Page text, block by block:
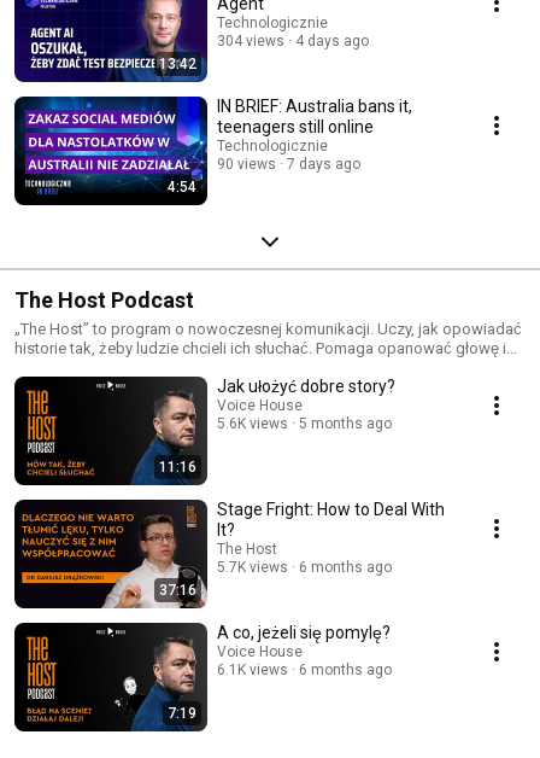
13:42
Technologicznie
304 views
4 days ago
4:54
IN BRIEF: Australia bans it,
teenagers still online
Technologicznie
90 views
7 days ago
The Host Podcast
„The Host” to program o nowoczesnej komunikacji. Uczy, jak opowiadać
historie tak, żeby ludzie chcieli ich słuchać. Pomaga opanować głowę i
usłyszysz rozmowy Jarosława Kuźniara z ekspertami i ekspertkami od
dykcji, oddechu i storytellingu. Spotkasz tu także liderów i liderki, którzy
opowiedzą o swojej drodze na scenę. Z czym się mierzyli? Czego
musieli się nauczyć, albo co zmienić w swoim podejściu? W odcinkach
solowych Jarosław Kuźniar dzieli się także swoimi radami i praktycznymi
wskazówkami, jak mówić lepiej i angażować odbiorców.
11:16
Jak ułożyć dobre story?
Voice House
5.6K views
5 months ago
37:16
Stage Fright: How to Deal With
It?
The Host
5.7K views
6 months ago
7:19
A co, jeżeli się pomylę?
Voice House
6.1K views
6 months ago